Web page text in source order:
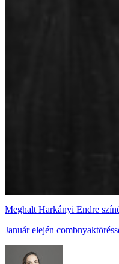
Meghalt Harkányi Endre
Január elején